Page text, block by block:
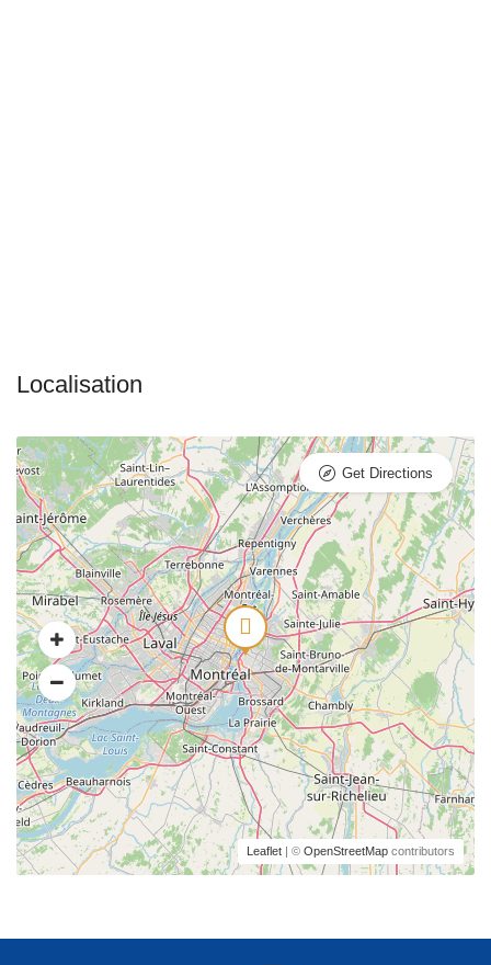
Leaflet | © OpenStreetMap contributors
Get Directions